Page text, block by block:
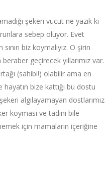
şekeri vücut ne yazık ki
sebep oluyor. Evet
biz koymalıyız. O şirin
geçirecek yıllarımız var.
(sahibi!) olabilir ama en
bize kattığı bu dostu
algılayamayan dostlarımız
koyması ve tadını bile
için mamaların içeriğine